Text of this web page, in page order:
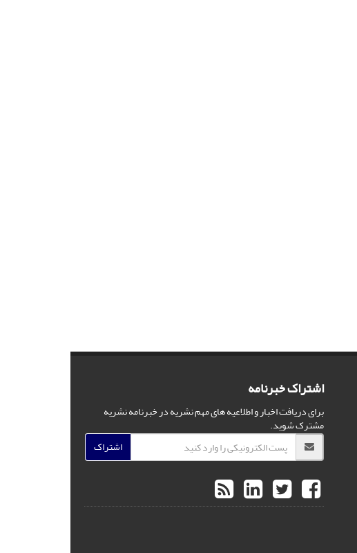
اشتراک خبرنامه
برای دریافت اخبار و اطلاعیه های مهم نشریه در خبرنامه نشریه
مشترک شوید.
اشتراک